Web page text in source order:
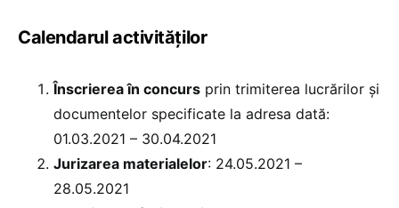
Calendarul activităților
Înscrierea în concurs prin trimiterea lucrărilor și
documentelor specificate la adresa dată:
01.03.2021 – 30.04.2021
Jurizarea materialelor: 24.05.2021 –
28.05.2021